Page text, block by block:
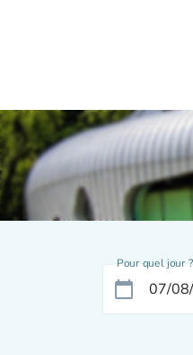
Pour quel jour ?
calendar_today